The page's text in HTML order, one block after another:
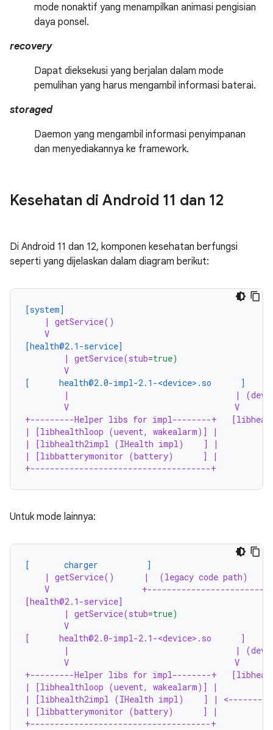
mode nonaktif yang menampilkan animasi pengisian
daya ponsel.
recovery
Dapat dieksekusi yang berjalan dalam mode
pemulihan yang harus mengambil informasi baterai.
storaged
Daemon yang mengambil informasi penyimpanan
dan menyediakannya ke framework.
Kesehatan di Android 11 dan 12
Di Android 11 dan 12, komponen kesehatan berfungsi
seperti yang dijelaskan dalam diagram berikut:
[system]
| getService()
V
[health@2.1-service]
| getService(stub=true)
V
[      health@2.0-impl-2.1-<device>.so      ]
|                                  | (device-
V                                  V
+---------Helper libs for impl--------+
| [libhealthloop (uevent, wakealarm)] |
| [libhealth2impl (IHealth impl)    ] |
| [libbatterymonitor (battery)      ] |
+-------------------------------------+
Untuk mode lainnya:
[       charger          ]
| getService()      |  (legacy code path)
V
[health@2.1-service]
| getService(stub=true)
V
[      health@2.0-impl-2.1-<device>.so
|                                  | (device-
V                                  V
+---------Helper libs for impl--------+
| [libhealthloop (uevent, wakealarm)] |
| [libhealth2impl (IHealth impl)    ] |
| [libbatterymonitor (battery)      ] |
+-------------------------------------+